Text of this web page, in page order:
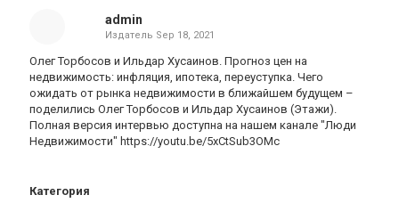
admin
Издатель Sep 18, 2021
Олег Торбосов и Ильдар Хусаинов. Прогноз цен на
недвижимость: инфляция, ипотека, переуступка. Чего
ожидать от рынка недвижимости в ближайшем будущем –
поделились Олег Торбосов и Ильдар Хусаинов (Этажи).
Полная версия интервью доступна на нашем канале "Люди
Недвижимости" https://youtu.be/5xCtSub3OMc
Категория